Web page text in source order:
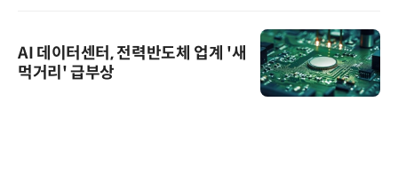
AI 데이터센터, 전력반도체 업계 '새
먹거리' 급부상